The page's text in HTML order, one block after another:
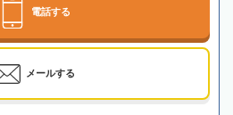
電話する
メールする